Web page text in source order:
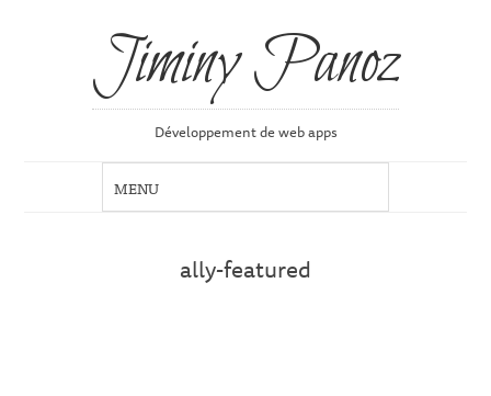
Jiminy Panoz
Développement de web apps
ally-featured